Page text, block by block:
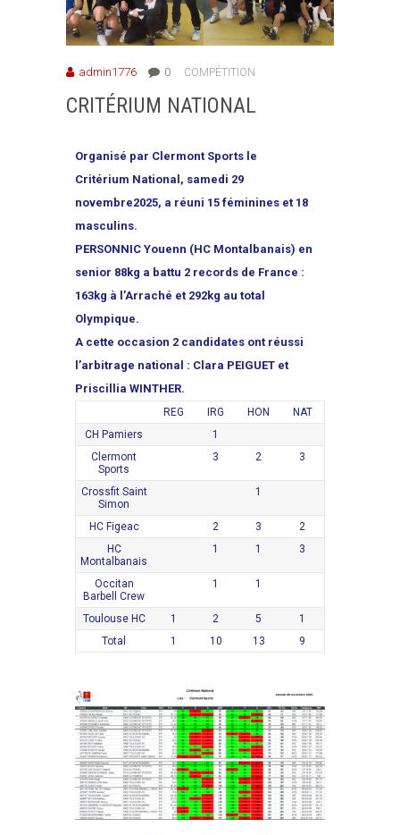
admin1776 0 COMPÉTITION
CRITÉRIUM NATIONAL
Organisé par Clermont Sports le
Critérium National, samedi 29
novembre2025, a réuni 15 féminines et 18
masculins.
PERSONNIC Youenn (HC Montalbanais) en
senior 88kg a battu 2 records de France :
163kg à l’Arraché et 292kg au total
Olympique.
A cette occasion 2 candidates ont réussi
l’arbitrage national : Clara PEIGUET et
Priscillia WINTHER.
REG IRG HON
NAT
CH Pamiers
1
Clermont
Sports
3 2 3
Crossfit Saint
Simon
1
HC Figeac 2 3
2
HC
Montalbanais
1 1 3
Occitan
Barbell Crew
1 1
Toulouse HC 1 2 5
1
Total
1 10 13 9